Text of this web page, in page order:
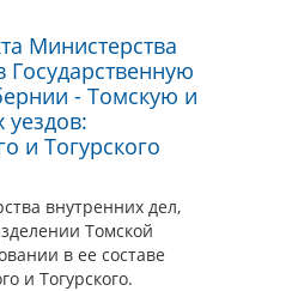
Министерства
Государственную
- Томскую и
уездов:
и Тогурского
внутренних дел,
Томской
в ее составе
и Тогурского.